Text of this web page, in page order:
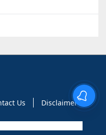
Us Disclaimer